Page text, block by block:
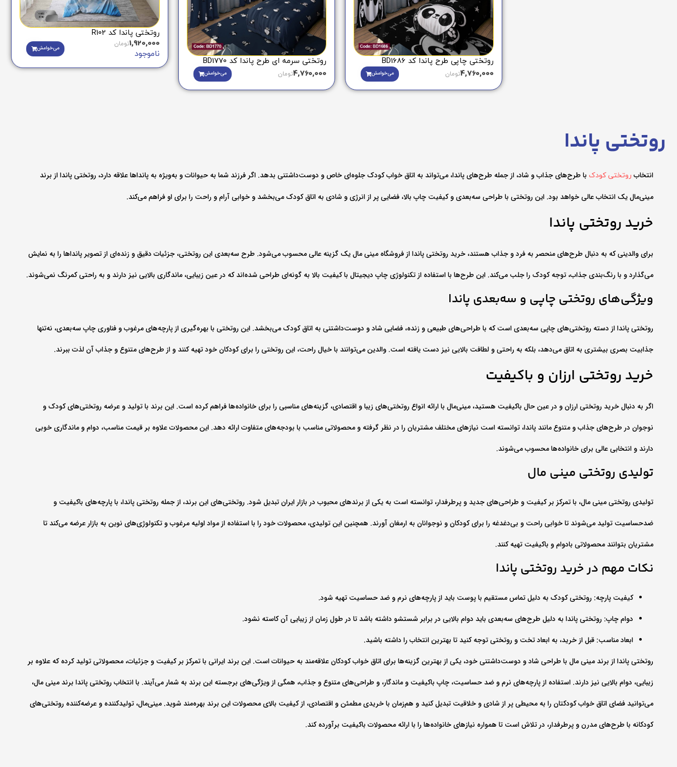
روتختی چاپی طرح پاندا کد BD1686
4,760,000تومان می‌خوامش
روتختی سرمه ای طرح پاندا کد BD1770
4,760,000تومان می‌خوامش
روتختی پاندا کد R102
1,920,000تومان
ناموجود
می‌خوامش
روتختی پاندا
انتخاب روتختی کودک با طرح‌های جذاب و شاد، از جمله طرح‌های پاندا، می‌تواند به اتاق خواب کودک جلوه‌ای خاص و دوست‌داشتنی بدهد. اگر فرزند شما به حیوانات و به‌ویژه به پانداها علاقه دارد، روتختی پاندا از برند
مینی‌مال یک انتخاب عالی خواهد بود. این روتختی با طراحی سه‌بعدی و کیفیت چاپ بالا، فضایی پر از انرژی و شادی به اتاق کودک می‌بخشد و خوابی آرام و راحت را برای او فراهم می‌کند.
خرید روتختی پاندا
برای والدینی که به دنبال طرح‌های منحصر به فرد و جذاب هستند، خرید روتختی پاندا از فروشگاه مینی‌ مال یک گزینه عالی محسوب می‌شود. طرح سه‌بعدی این روتختی، جزئیات دقیق و زنده‌ای از تصویر پانداها را به نمایش
می‌گذارد و با رنگ‌بندی جذاب، توجه کودک را جلب می‌کند. این طرح‌ها با استفاده از تکنولوژی چاپ دیجیتال با کیفیت بالا به گونه‌ای طراحی شده‌اند که در عین زیبایی، ماندگاری بالایی نیز دارند و به راحتی کمرنگ نمی‌شوند.
ویژگی‌های روتختی چاپی و سه‌بعدی پاندا
روتختی پاندا از دسته روتختی‌های چاپی سه‌بعدی است که با طراحی‌های طبیعی و زنده، فضایی شاد و دوست‌داشتنی به اتاق کودک می‌بخشد. این روتختی با بهره‌گیری از پارچه‌های مرغوب و فناوری چاپ سه‌بعدی، نه‌تنها
جذابیت بصری بیشتری به اتاق می‌دهد، بلکه به راحتی و لطافت بالایی نیز دست یافته است. والدین می‌توانند با خیال راحت، این روتختی را برای کودکان خود تهیه کنند و از طرح‌های متنوع و جذاب آن لذت ببرند.
خرید روتختی ارزان و باکیفیت
اگر به دنبال خرید روتختی ارزان و در عین حال باکیفیت هستید، مینی‌مال با ارائه انواع روتختی‌های زیبا و اقتصادی، گزینه‌های مناسبی را برای خانواده‌ها فراهم کرده است. این برند با تولید و عرضه روتختی‌های کودک و
نوجوان در طرح‌های جذاب و متنوع مانند پاندا، توانسته است نیازهای مختلف مشتریان را در نظر گرفته و محصولاتی مناسب با بودجه‌های متفاوت ارائه دهد. این محصولات علاوه بر قیمت مناسب، دوام و ماندگاری خوبی
دارند و انتخابی عالی برای خانواده‌ها محسوب می‌شوند.
تولیدی روتختی مینی‌ مال
تولیدی روتختی مینی‌ مال، با تمرکز بر کیفیت و طراحی‌های جدید و پرطرفدار، توانسته است به یکی از برندهای محبوب در بازار ایران تبدیل شود. روتختی‌های این برند، از جمله روتختی پاندا، با پارچه‌های باکیفیت و
ضدحساسیت تولید می‌شوند تا خوابی راحت و بی‌دغدغه را برای کودکان و نوجوانان به ارمغان آورند. همچنین این تولیدی، محصولات خود را با استفاده از مواد اولیه مرغوب و تکنولوژی‌های نوین به بازار عرضه می‌کند تا
مشتریان بتوانند محصولاتی بادوام و باکیفیت تهیه کنند.
نکات مهم در خرید روتختی پاندا
کیفیت پارچه: روتختی کودک به دلیل تماس مستقیم با پوست باید از پارچه‌های نرم و ضد حساسیت تهیه شود.
دوام چاپ: روتختی پاندا به دلیل طرح‌های سه‌بعدی باید دوام بالایی در برابر شستشو داشته باشد تا در طول زمان از زیبایی آن کاسته نشود.
ابعاد مناسب: قبل از خرید، به ابعاد تخت و روتختی توجه کنید تا بهترین انتخاب را داشته باشید.
روتختی پاندا از برند مینی‌ مال با طراحی شاد و دوست‌داشتنی خود، یکی از بهترین گزینه‌ها برای اتاق خواب کودکان علاقه‌مند به حیوانات است. این برند ایرانی با تمرکز بر کیفیت و جزئیات، محصولاتی تولید کرده که علاوه بر
زیبایی، دوام بالایی نیز دارند. استفاده از پارچه‌های نرم و ضد حساسیت، چاپ باکیفیت و ماندگار، و طراحی‌های متنوع و جذاب، همگی از ویژگی‌های برجسته این برند به شمار می‌آیند. با انتخاب روتختی پاندا برند مینی‌ مال،
می‌توانید فضای اتاق خواب کودکتان را به محیطی پر از شادی و خلاقیت تبدیل کنید و هم‌زمان با خریدی مطمئن و اقتصادی، از کیفیت بالای محصولات این برند بهره‌مند شوید. مینی‌مال، تولیدکننده و عرضه‌کننده روتختی‌های
کودکانه با طرح‌های مدرن و پرطرفدار، در تلاش است تا همواره نیازهای خانواده‌ها را با ارائه محصولات باکیفیت برآورده کند.